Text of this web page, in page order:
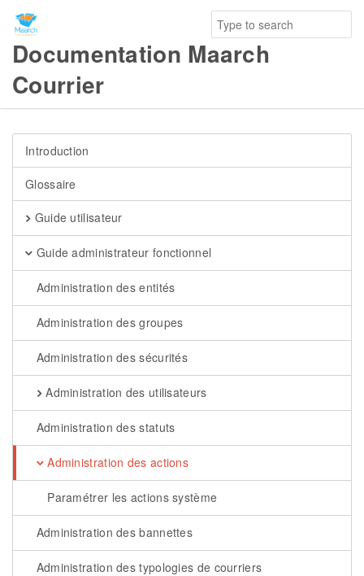
Documentation Maarch
Courrier
Introduction
Glossaire
Guide utilisateur
Guide administrateur fonctionnel
Administration des entités
Administration des groupes
Administration des sécurités
Administration des utilisateurs
Administration des statuts
Administration des actions
Paramétrer les actions système
Administration des bannettes
Administration des typologies de courriers